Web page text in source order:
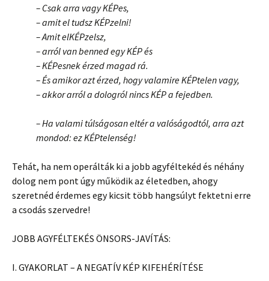
– Csak arra vagy KÉPes,
– amit el tudsz KÉPzelni!
– Amit elKÉPzelsz,
– arról van benned egy KÉP és
– KÉPesnek érzed magad rá.
– És amikor azt érzed, hogy valamire KÉPtelen vagy,
– akkor arról a dologról nincs KÉP a fejedben.
– Ha valami túlságosan eltér a valóságodtól, arra azt
mondod: ez KÉPtelenség!
Tehát, ha nem operálták ki a jobb agyféltekéd és néhány
dolog nem pont úgy működik az életedben, ahogy
szeretnéd érdemes egy kicsit több hangsúlyt fektetni erre
a csodás szervedre!
JOBB AGYFÉLTEKÉS ÖNSORS-JAVÍTÁS:
I. GYAKORLAT – A NEGATÍV KÉP KIFEHÉRÍTÉSE